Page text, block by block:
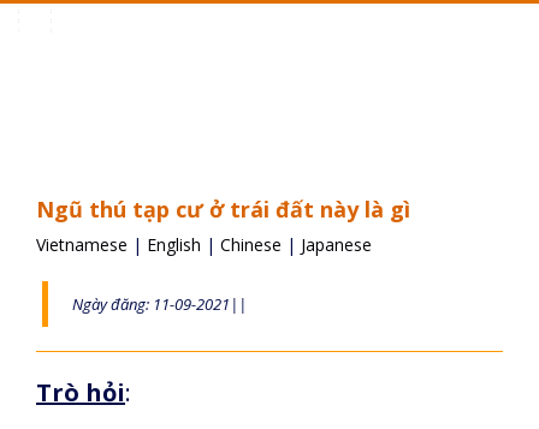
Ngũ thú tạp cư ở trái đất này là gì
Vietnamese | English | Chinese | Japanese
Ngày đăng: 11-09-2021||
Trò hỏi: